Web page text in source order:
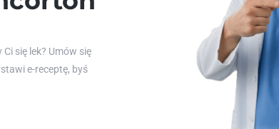
się lek? Umów się
e-receptę, byś